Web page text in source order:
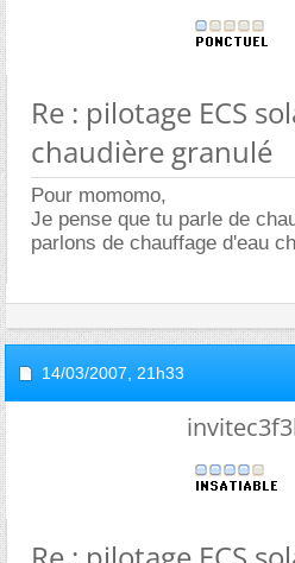
Re : pilotage ECS
chaudière granulé
Pour momomo,
Je pense que tu parle de
parlons de chauffage d'eau
14/03/2007, 21h33